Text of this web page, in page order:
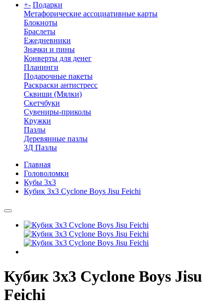
+- Подарки
Метафорические ассоциативные карты
Блокноты
Браслеты
Ежедневники
Значки и пины
Конверты для денег
Планинги
Подарочные пакеты
Раскраски антистресс
Сквиши (Мялки)
Скетчбуки
Сувениры-приколы
Кружки
Пазлы
Деревянные пазлы
3Д Пазлы
Главная
Головоломки
Кубы 3х3
Кубик 3х3 Cyclone Boys Jisu Feichi
Кубик 3х3 Cyclone Boys Jisu
Feichi